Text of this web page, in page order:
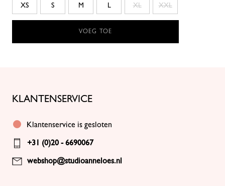
XS S M L XL XXL
VOEG TOE
KLANTENSERVICE
Klantenservice is gesloten
+31 (0)20 - 6690067
webshop@studioanneloes.nl